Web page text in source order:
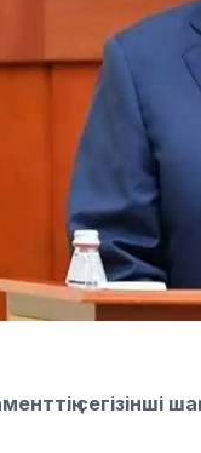
сегізінші